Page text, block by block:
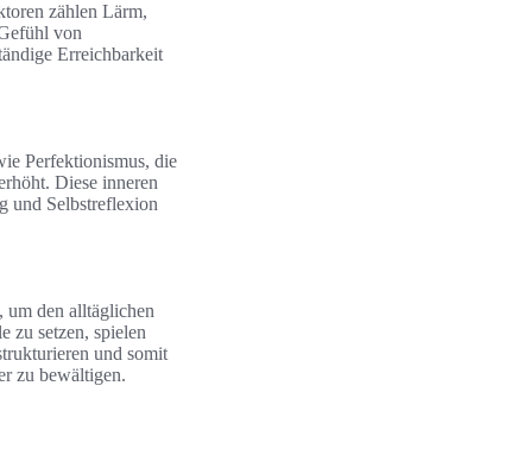
zählen Lärm,
von
Erreichbarkeit
Perfektionismus, die
Diese inneren
und Selbstreflexion
um den alltäglichen
zu setzen, spielen
und somit
zu bewältigen.